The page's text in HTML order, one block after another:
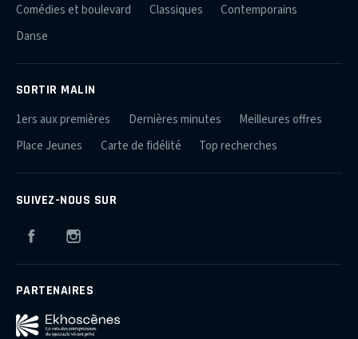
Comédies et boulevard
Classiques
Contemporains
Danse
SORTIR MALIN
1ers aux premières Dernières minutes
Meilleures offres
Place Jeunes
Carte de fidélité Top recherches
SUIVEZ-NOUS SUR
Facebook
PARTENAIRES